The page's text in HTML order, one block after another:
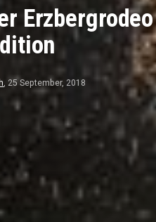
Erzbergrodeo
, 25 September, 2018